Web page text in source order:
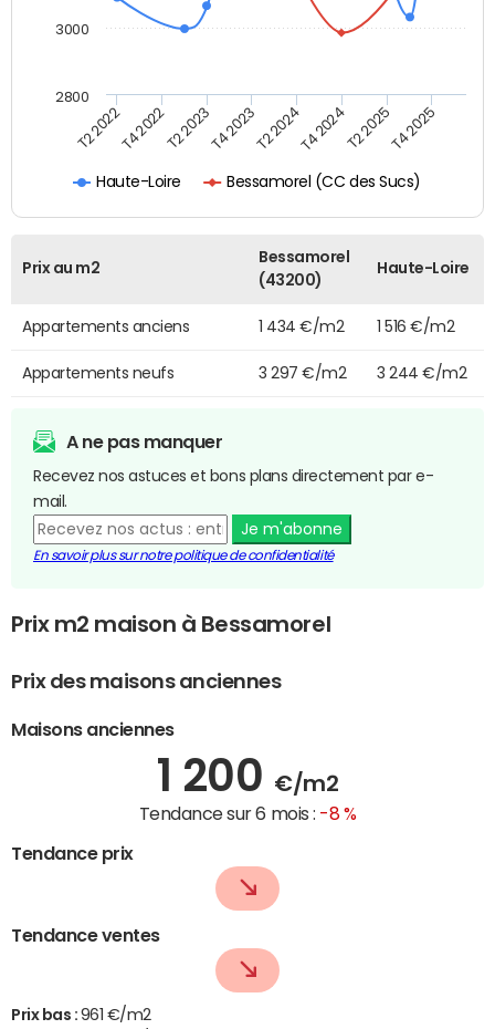
Haute-Loire Bessamorel (CC des Sucs)
T2 2022T4 2022T2 2023T4 2023T2 2024T4 2024T2 2025T4 2025
3000
2800
Prix au m2
Bessamorel
(43200)
Haute-Loire
Appartements anciens 1 434 €/m2 1 516 €/m2
Appartements neufs 3 297 €/m2 3 244 €/m2
A ne pas manquer
Recevez nos astuces et bons plans directement par e-
mail.
Je m'abonne
En savoir plus sur notre politique de confidentialité
Prix m2 maison à Bessamorel
Prix des maisons anciennes
Maisons anciennes
1 200 €/m2
Tendance sur 6 mois : -8 %
Tendance prix
Tendance ventes
Prix bas : 961 €/m2